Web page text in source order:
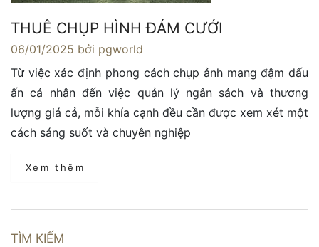
THUÊ CHỤP HÌNH ĐÁM CƯỚI
06/01/2025 bởi pgworld
Từ việc xác định phong cách chụp ảnh mang đậm dấu
ấn cá nhân đến việc quản lý ngân sách và thương
lượng giá cả, mỗi khía cạnh đều cần được xem xét một
cách sáng suốt và chuyên nghiệp
Xem thêm
TÌM KIẾM